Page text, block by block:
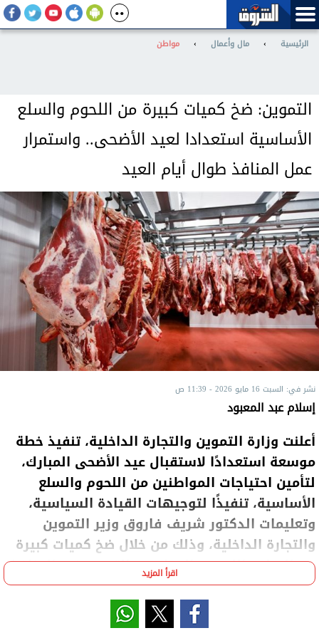
الرئيسية › مال وأعمال › مواطن
التموين: ضخ كميات كبيرة من اللحوم والسلع
الأساسية استعدادا لعيد الأضحى.. واستمرار
عمل المنافذ طوال أيام العيد
نشر في: السبت 16 مايو 2026 - 11:39 ص
إسلام عبد المعبود
أعلنت وزارة التموين والتجارة الداخلية، تنفيذ خطة
موسعة استعدادًا لاستقبال عيد الأضحى المبارك،
لتأمين احتياجات المواطنين من اللحوم والسلع
الأساسية، تنفيذًا لتوجيهات القيادة السياسية،
وتعليمات الدكتور شريف فاروق وزير التموين
والتجارة الداخلية، وذلك من خلال ضخ كميات كبيرة
من السلع واللحوم والدواجن، والتوسع في المنافذ
والمعارض، مع تكثيف الحملات الرقابية وغرف
العمليات على مدار الساعة طوال فترة العيد.
اقرأ المزيد